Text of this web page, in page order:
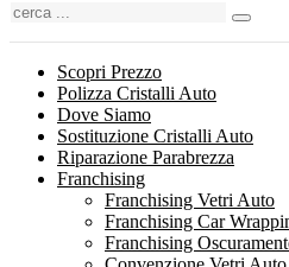
Scopri Prezzo
Polizza Cristalli Auto
Dove Siamo
Sostituzione Cristalli Auto
Riparazione Parabrezza
Franchising
Franchising Vetri Auto
Franchising Car
Franchising